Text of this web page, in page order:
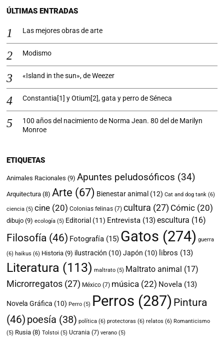
ÚLTIMAS ENTRADAS
Las mejores obras de arte
Modismo
«Island in the sun», de Weezer
Constantia[1] y Otium[2], gata y perro de Séneca
100 años del nacimiento de Norma Jean. 80 del de Marilyn
Monroe
ETIQUETAS
Animales Racionales (9) Apuntes peludosóficos (34)
Arquitectura (8) Arte (67) Bienestar animal (12) Cat and dog tank (6)
ciencia (5) cine (20) Colonias felinas (7) cultura (27) Cómic (20)
dibujo (9) ecología (5) Editorial (11) Entrevista (13)escultura (16)
Filosofía (46) Fotografía (15) Gatos (274) guerra
(6) haikus (6) Historia (9) ilustración (10) Japón (10) libros (13)
Literatura (113) maltrato (5) Maltrato animal (17)
Microrregatos (27) México (7) música (22) Novela (13)
Novela Gráfica (10) Perro (5) Perros (287) Pintura
(46) poesía (38) política (6) protectoras (6) relatos (6) Romanticismo
(5) Rusia (8) Tolstoi (5) Ucrania (7) verano (5)